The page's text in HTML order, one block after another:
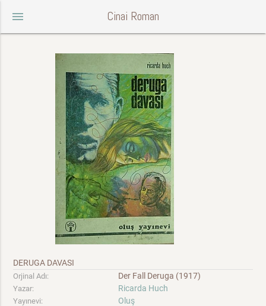
menu Cinai Roman
DERUGA DAVASI
Orjinal Adı: Der Fall Deruga (1917)
Yazar: Ricarda Huch
Yayınevi: Oluş